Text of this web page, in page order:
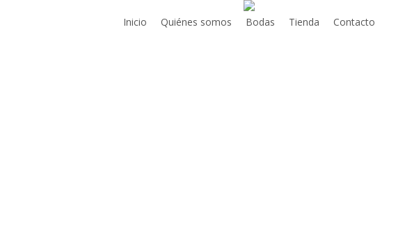
Inicio Quiénes somos Bodas Tienda Contacto